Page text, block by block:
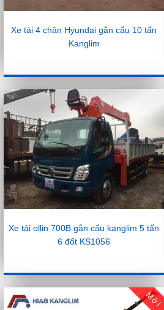
Xe tải 4 chân Hyundai gắn cẩu 10 tấn
Kanglim
Xe tải ollin 700B gắn cẩu kanglim 5 tấn
6 đốt KS1056
Mới